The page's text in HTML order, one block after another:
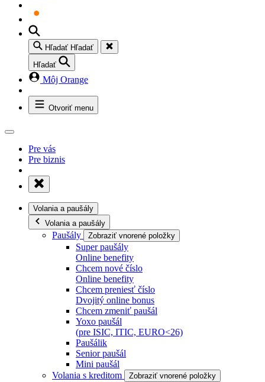
Hľadať Hľadať
Hľadať
Môj Orange
Otvoriť menu
Pre vás
Pre biznis
Volania a paušály
Volania a paušály
Paušály Zobraziť vnorené položky
Super paušály
Online benefity
Chcem nové číslo
Online benefity
Chcem preniesť číslo
Dvojitý online bonus
Chcem zmeniť paušál
Yoxo paušál
(pre ISIC, ITIC, EURO<26)
Paušálik
Senior paušál
Mini paušál
Volania s kreditom
Zobraziť vnorené položky